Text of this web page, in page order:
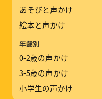
あそびと声かけ
絵本と声かけ
年齢別
0-2歳の声かけ
3-5歳の声かけ
小学生の声かけ